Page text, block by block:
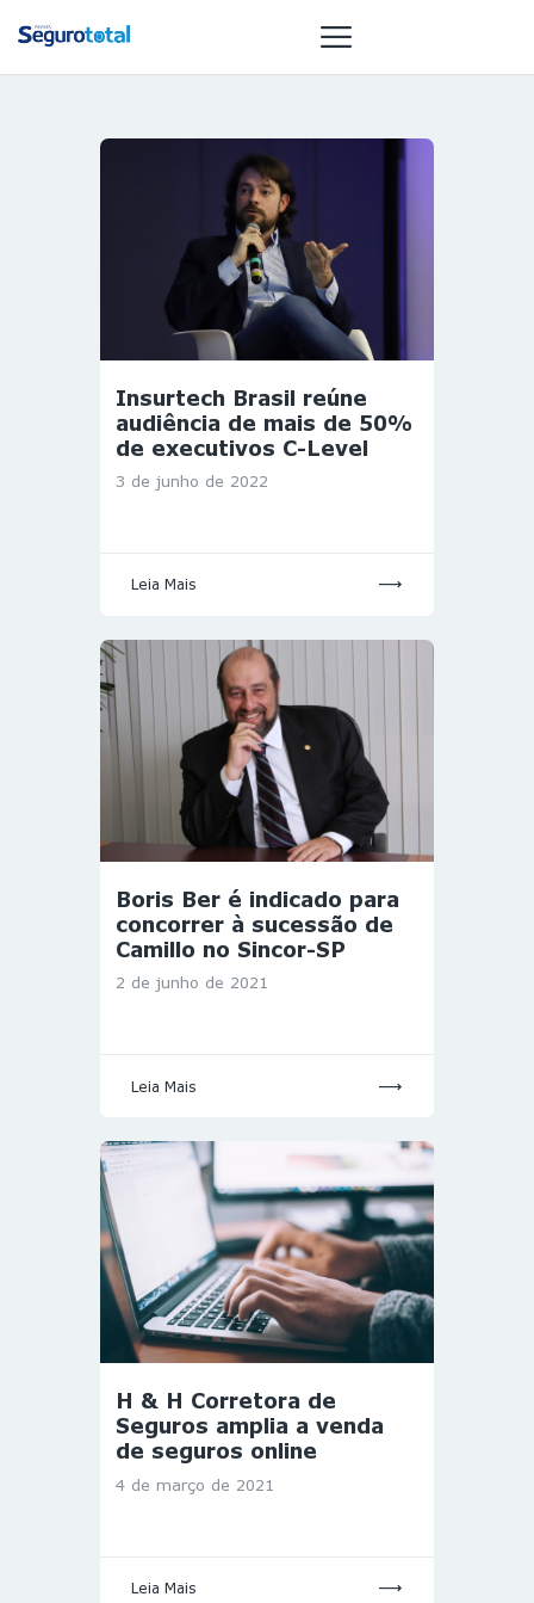
NOTÍCIAS
REVISTA
ESPECIAIS
GAIVOTA DE
OURO
ST SUMMIT
GESTORAS
HOMEST
HOME
Insurtech Brasil reúne
audiência de mais de 50%
de executivos C-Level
3 de junho de 2022
Leia Mais
Boris Ber é indicado para
concorrer à sucessão de
Camillo no Sincor-SP
2 de junho de 2021
Leia Mais
H & H Corretora de
Seguros amplia a venda
de seguros online
4 de março de 2021
Leia Mais